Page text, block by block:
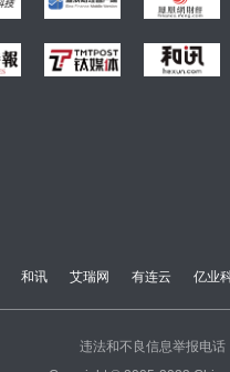
和讯 艾瑞网 有连云 亿业
违法和不良信息举报电